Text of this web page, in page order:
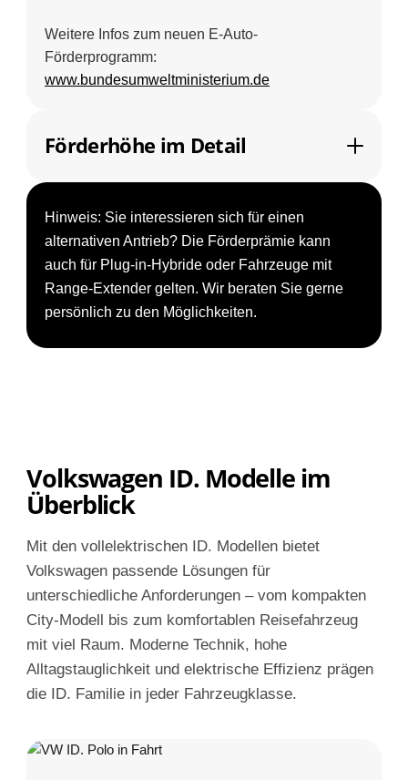
Weitere Infos zum neuen E-Auto-
Förderprogramm:
www.bundesumweltministerium.de
Förderhöhe im Detail
Hinweis: Sie interessieren sich für einen
alternativen Antrieb? Die Förderprämie kann
auch für Plug-in-Hybride oder Fahrzeuge mit
Range-Extender gelten. Wir beraten Sie gerne
persönlich zu den Möglichkeiten.
Volkswagen ID. Modelle im
Überblick
Mit den vollelektrischen ID. Modellen bietet
Volkswagen passende Lösungen für
unterschiedliche Anforderungen – vom kompakten
City-Modell bis zum komfortablen Reisefahrzeug
mit viel Raum. Moderne Technik, hohe
Alltagstauglichkeit und elektrische Effizienz prägen
die ID. Familie in jeder Fahrzeugklasse.